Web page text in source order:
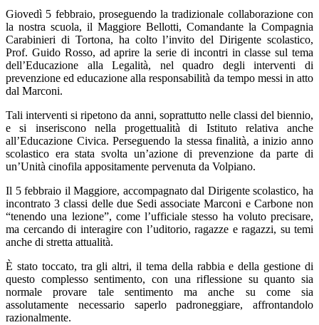
Giovedì 5 febbraio, proseguendo la tradizionale collaborazione con
la nostra scuola, il Maggiore Bellotti, Comandante la Compagnia
Carabinieri di Tortona, ha colto l’invito del Dirigente scolastico,
Prof. Guido Rosso, ad aprire la serie di incontri in classe sul tema
dell’Educazione alla Legalità, nel quadro degli interventi di
prevenzione ed educazione alla responsabilità da tempo messi in atto
dal Marconi.
Tali interventi si ripetono da anni, soprattutto nelle classi del biennio,
e si inseriscono nella progettualità di Istituto relativa anche
all’Educazione Civica. Perseguendo la stessa finalità, a inizio anno
scolastico era stata svolta un’azione di prevenzione da parte di
un’Unità cinofila appositamente pervenuta da Volpiano.
Il 5 febbraio il Maggiore, accompagnato dal Dirigente scolastico, ha
incontrato 3 classi delle due Sedi associate Marconi e Carbone non
“tenendo una lezione”, come l’ufficiale stesso ha voluto precisare,
ma cercando di interagire con l’uditorio, ragazze e ragazzi, su temi
anche di stretta attualità.
È stato toccato, tra gli altri, il tema della rabbia e della gestione di
questo complesso sentimento, con una riflessione su quanto sia
normale provare tale sentimento ma anche su come sia
assolutamente necessario saperlo padroneggiare, affrontandolo
razionalmente.